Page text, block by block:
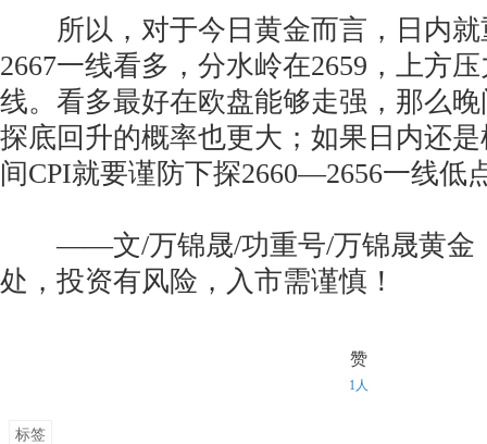
所以，对于今日黄金而言，日内就
2667一线看多，分水岭在2659，上方
线。看多最好在欧盘能够走强，那么
探底回升的概率也更大；如果日内还
间CPI就要谨防下探2660—2656一线低
——文/万锦晟/功重号/万锦晟黄金
处，投资有风险，入市需谨慎！
赞
1人
标签